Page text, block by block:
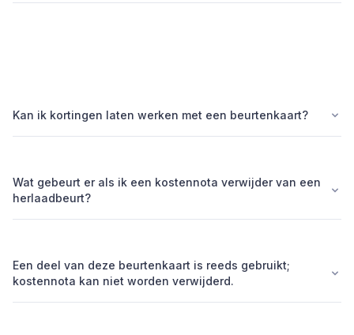
Kan ik kortingen laten werken met een beurtenkaart?
Wat gebeurt er als ik een kostennota verwijder van een
herlaadbeurt?
Een deel van deze beurtenkaart is reeds gebruikt;
kostennota kan niet worden verwijderd.